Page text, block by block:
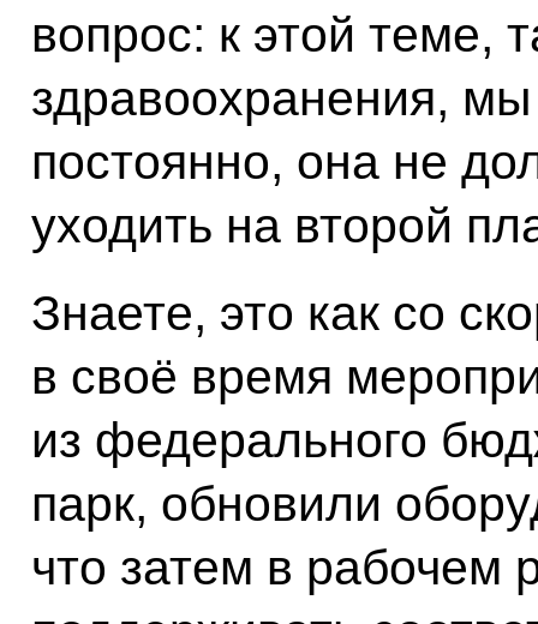
вопрос: к этой теме,
здравоохранения,
постоянно, она не
уходить на второй
Знаете, это как со
в своё время
из федерального
парк, обновили
что затем в рабочем